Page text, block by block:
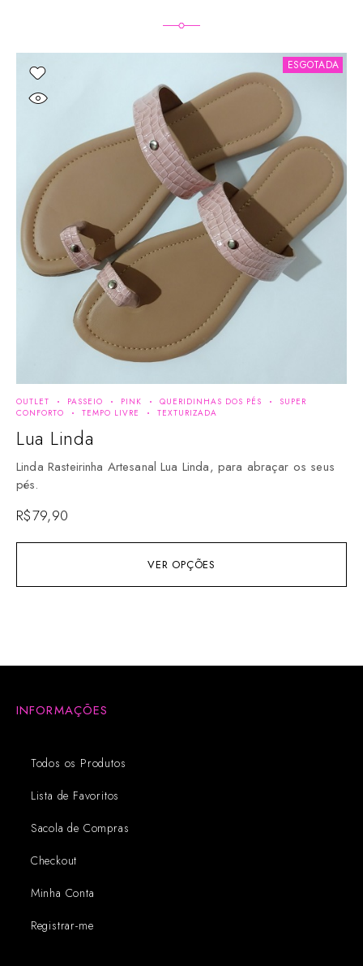
ESGOTADA
VER OPÇÕES
OUTLET PASSEIO PINK QUERIDINHAS DOS PÉS
SUPER
CONFORTO
TEMPO LIVRE TEXTURIZADA
Lua Linda
Linda Rasteirinha Artesanal Lua Linda, para abraçar os seus
pés.
R$79,90
INFORMAÇÕES
Todos os Produtos
Lista de Favoritos
Sacola de Compras
Checkout
Minha Conta
Registrar-me